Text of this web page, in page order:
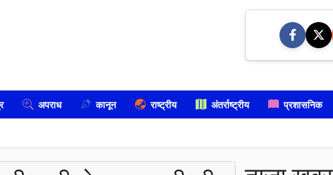
अपराध कानून राष्ट्रीय अंतर्राष्ट्रीय प्रशासनिक